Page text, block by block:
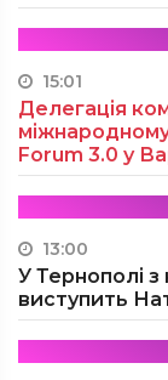
15:01
Делегація
Forum 3.0 у
13:00
У Тернополі
виступить